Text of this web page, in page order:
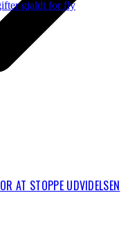
AT STOPPE UDVIDELSEN
gjaldt for fly